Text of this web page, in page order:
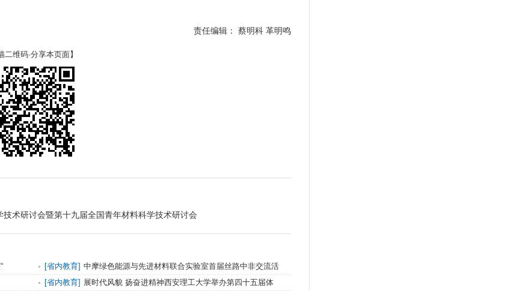
责任编辑： 蔡明科 革明鸣
二维码·分享本页面】
术研讨会暨第十九届全国青年材料科学技术研讨会
[省内教育] 中摩绿色能源与先进材料联合实验室首届丝路中非交流活
[省内教育] 展时代风貌 扬奋进精神西安理工大学举办第四十五届体